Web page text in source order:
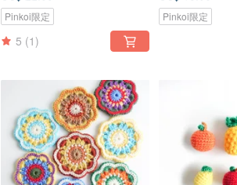
Pinkoi限定
5 (1)
Pinkoi限定